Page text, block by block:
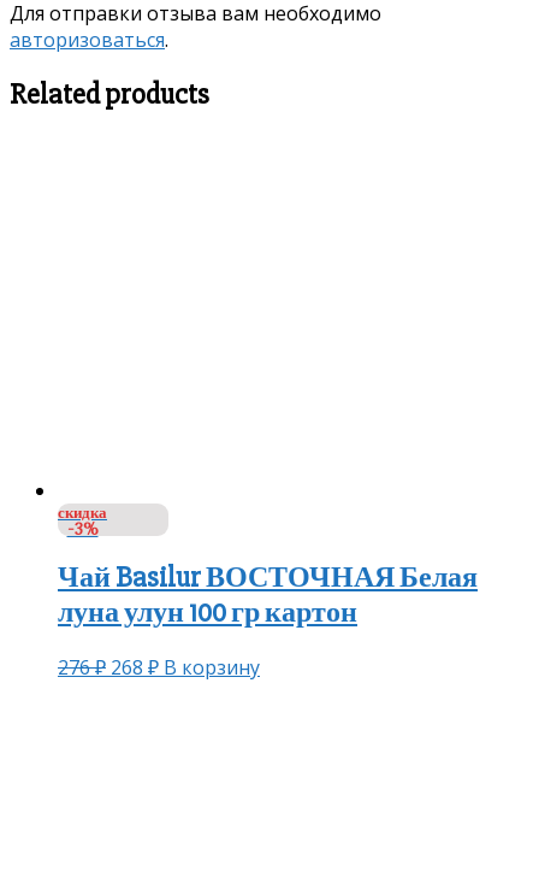
Для отправки отзыва вам необходимо
авторизоваться.
Related products
скидка
-3%
Чай Basilur ВОСТОЧНАЯ Белая
луна улун 100 гр картон
276₽ 268 ₽ В корзину